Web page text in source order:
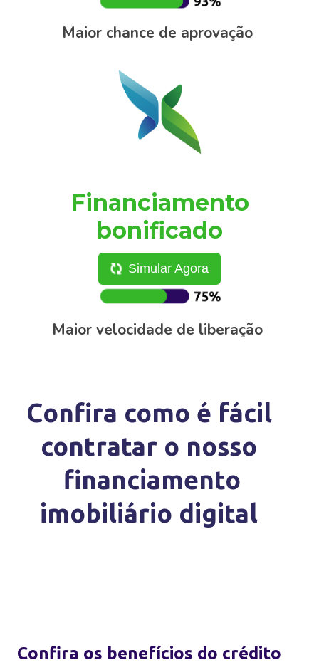
Maior chance de aprovação
Financiamento
bonificado
Simular Agora
Maior velocidade de liberação
Confira como é fácil
contratar o nosso
financiamento
imobiliário digital
Confira os benefícios do crédito